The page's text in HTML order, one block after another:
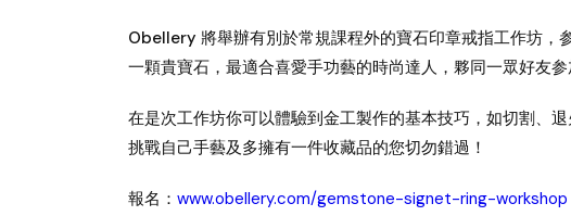
Obellery 將舉辦有別於常規課程外的寶石印章戒指工作坊，
一顆貴寶石，最適合喜愛手功藝的時尚達人，夥同一眾好友参
在是次工作坊你可以體驗到金工製作的基本技巧，如切割、
挑戰自己手藝及多擁有一件收藏品的您切勿錯過！
報名： www.obellery.com/gemstone-signet-ring-workshop